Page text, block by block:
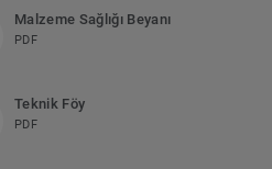
Malzeme Sağlığı Beyanı
PDF
Teknik Föy
PDF